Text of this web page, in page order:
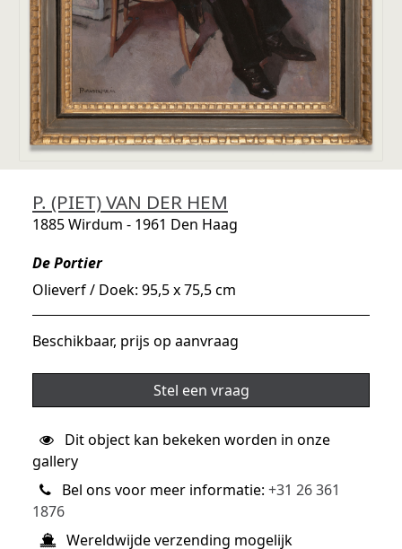
P. (PIET) VAN DER HEM
1885 Wirdum - 1961 Den Haag
De Portier
Olieverf / Doek: 95,5 x 75,5 cm
Beschikbaar, prijs op aanvraag
Stel een vraag
Dit object kan bekeken worden in onze
gallery
Bel ons voor meer informatie: +31 26 361
1876
Wereldwijde verzending mogelijk